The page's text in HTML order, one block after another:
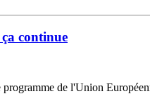
continue
de l'Union